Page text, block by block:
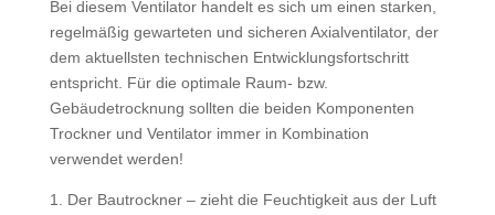
Bei diesem Ventilator handelt es sich um einen starken,
regelmäßig gewarteten und sicheren Axialventilator, der
dem aktuellsten technischen Entwicklungsfortschritt
entspricht. Für die optimale Raum- bzw.
Gebäudetrocknung sollten die beiden Komponenten
Trockner und Ventilator immer in Kombination
verwendet werden!
1. Der Bautrockner – zieht die Feuchtigkeit aus der Luft